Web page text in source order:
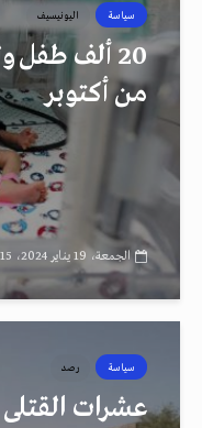
سياسة اليونيسيف
20 ألف طفل
من أكتوبر
الجمعة، 19 يناير 2024، 4:15 م
سياسة رصد
عشرات